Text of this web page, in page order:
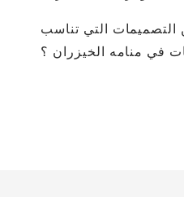
التصميمات التي تناسب
في منامه الخيزران ؟